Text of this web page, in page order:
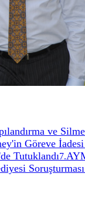
ve
Göreve
Tutuklandı7.